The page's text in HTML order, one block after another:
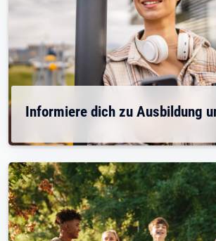
Informiere dich zu Ausbildung